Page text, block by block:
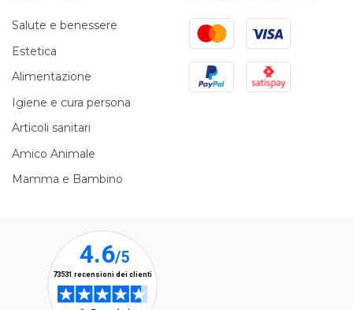
Salute e benessere
Estetica
Alimentazione
Igiene e cura persona
Articoli sanitari
Amico Animale
Mamma e Bambino
MastercardVisa
PayPal Satispay